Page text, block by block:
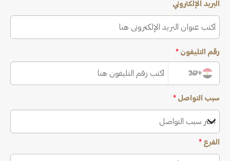
البريد الإلكتروني
رقم التليفون *
+20
سبب التواصل *
اختر سبب التواصل
الفرع *